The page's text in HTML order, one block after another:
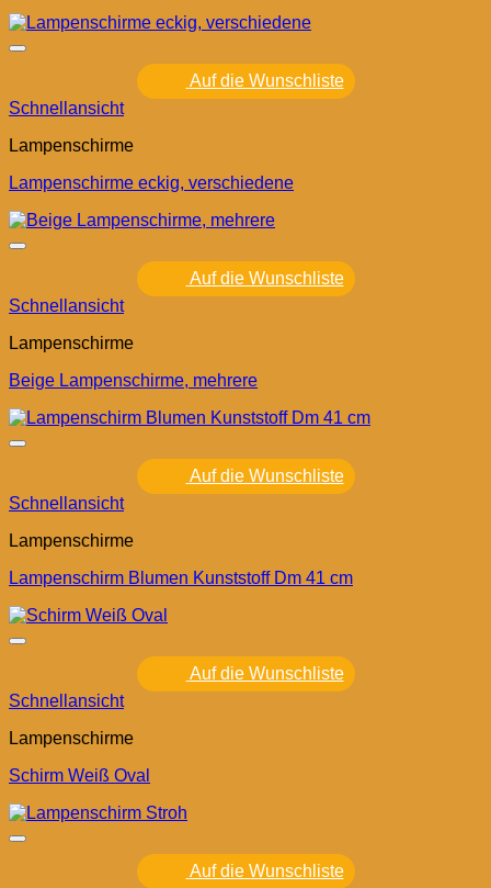
Auf die Wunschliste
Schnellansicht
Lampenschirme
Lampenschirme eckig, verschiedene
Auf die Wunschliste
Schnellansicht
Lampenschirme
Beige Lampenschirme, mehrere
Auf die Wunschliste
Schnellansicht
Lampenschirme
Lampenschirm Blumen Kunststoff Dm 41 cm
Auf die Wunschliste
Schnellansicht
Lampenschirme
Schirm Weiß Oval
Auf die Wunschliste